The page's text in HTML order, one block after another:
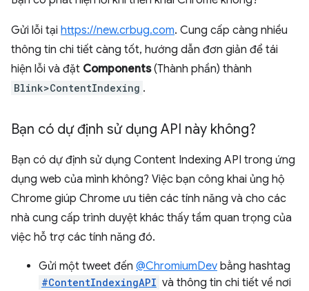
Gửi lỗi tại https://new.crbug.com. Cung cấp càng nhiều
thông tin chi tiết càng tốt, hướng dẫn đơn giản để tái
hiện lỗi và đặt Components(Thành phần) thành
Blink>ContentIndexing .
Bạn có dự định sử dụng API này không?
Bạn có dự định sử dụng Content Indexing API trong ứng
dụng web của mình không? Việc bạn công khai ủng hộ
Chrome giúp Chrome ưu tiên các tính năng và cho các
nhà cung cấp trình duyệt khác thấy tầm quan trọng của
việc hỗ trợ các tính năng đó.
Gửi một tweet đến @ChromiumDev bằng hashtag
#ContentIndexingAPI và thông tin chi tiết về nơi